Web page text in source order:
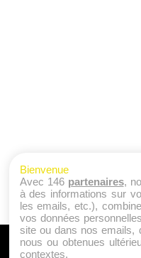
A
Bienvenue
Avec 146 partenaires,
à des informations sur
les emails, etc.),
vos données
site ou dans nos emails,
nous ou obtenues
contextes.